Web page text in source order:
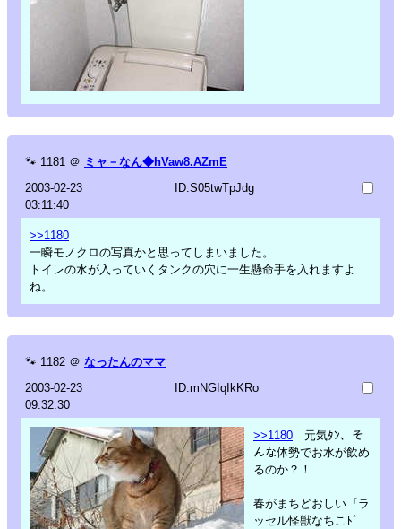
🐾 1181 ＠ ミャ－なん◆hVaw8.AZmE
2003-02-23
03:11:40
ID:S05twTpJdg
>>1180
一瞬モノクロの写真かと思ってしまいました。
トイレの水が入っていくタンクの穴に一生懸命手を入れますよ
ね。
🐾 1182 ＠ なったんのママ
2003-02-23
09:32:30
ID:mNGIqIkKRo
>>1180 元気ﾀﾝ、そ
んな体勢でお水が飲め
るのか？！
春がまちどおしい『ラ
ッセル怪獣なちこﾄﾞ